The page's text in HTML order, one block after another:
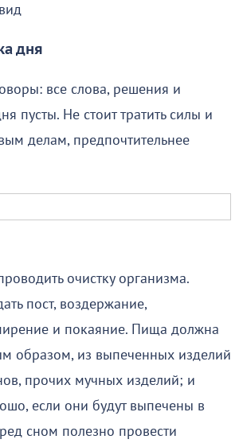
дня
все слова, решения и
пусты. Не стоит тратить силы и
делам, предпочтительнее
очистку организма.
пост, воздержание,
и покаяние. Пища должна
образом, из выпеченных изделий
прочих мучных изделий; и
если они будут выпечены в
сном полезно провести